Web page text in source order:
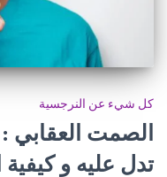
كل شيء عن النرجسية
الصمت العقابي :
تدل عليه و كيفية